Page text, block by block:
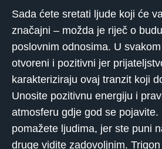
Sada ćete sretati ljude koji će
značajni – možda je riječ o
poslovnim odnosima. U
otvoreni i pozitivni jer
karakteriziraju ovaj tranzit koji
Unosite pozitivnu energiju i
atmosferu gdje god se pojavite.
pomažete ljudima, jer ste puni
druge vidite zadovoljnim.